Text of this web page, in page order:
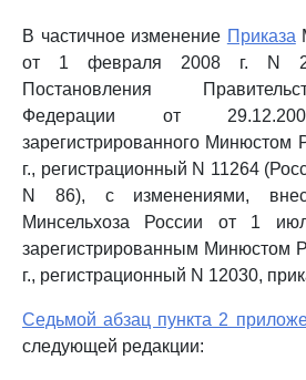
В частичное изменение Приказа
от 1 февраля 2008 г. N
Постановления
Федерации от
зарегистрированного Минюстом
г., регистрационный N 11264
N 86), с изменениями,
Минсельхоза России от 1
зарегистрированным Минюстом
г., регистрационный N 12030,
Седьмой абзац пункта 2
следующей редакции: